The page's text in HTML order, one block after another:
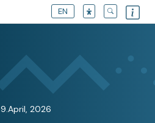
EN
9.April, 2026